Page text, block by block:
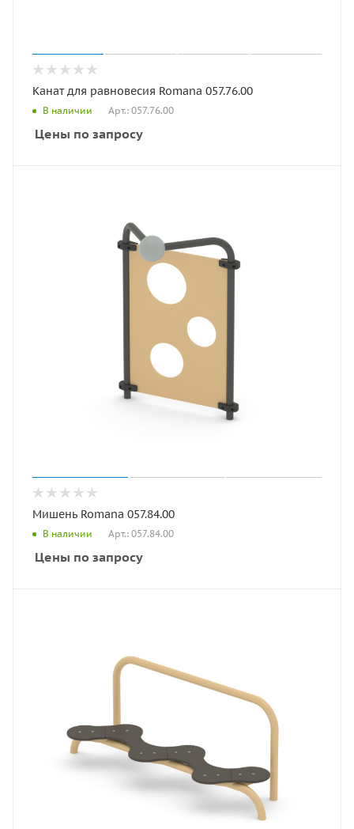
Канат для равновесия Romana 057.76.00
В наличии Арт.: 057.76.00
Цены по запросу
Мишень Romana 057.84.00
В наличии Арт.: 057.84.00
Цены по запросу